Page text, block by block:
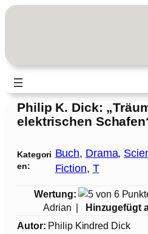
Zum
Philip K. Dick:
elektrischen
Kategori
en:
Buch, Drama,
Fiction, T
Wertung:
Adrian | Hinzugefügt
Autor: Philip Kindred Dick